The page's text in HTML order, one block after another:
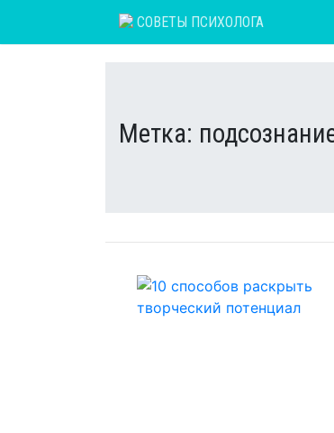
СОВЕТЫ ПСИХОЛОГА
Метка: